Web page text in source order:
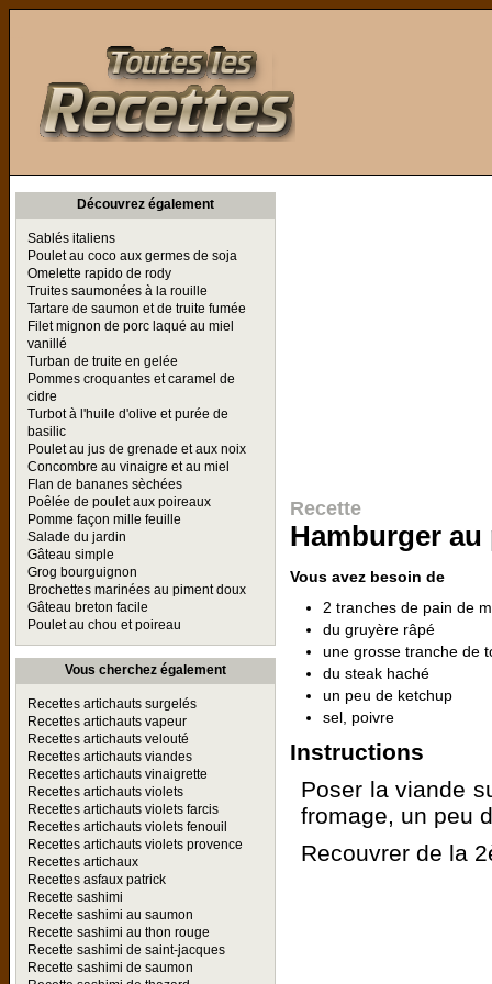
Découvrez également
Sablés italiens
Poulet au coco aux germes de soja
Omelette rapido de rody
Truites saumonées à la rouille
Tartare de saumon et de truite fumée
Filet mignon de porc laqué au miel
vanillé
Turban de truite en gelée
Pommes croquantes et caramel de
cidre
Turbot à l'huile d'olive et purée de
basilic
Poulet au jus de grenade et aux noix
Concombre au vinaigre et au miel
Flan de bananes sèchées
Poêlée de poulet aux poireaux
Pomme façon mille feuille
Salade du jardin
Gâteau simple
Grog bourguignon
Brochettes marinées au piment doux
Gâteau breton facile
Poulet au chou et poireau
Vous cherchez également
Recettes artichauts surgelés
Recettes artichauts vapeur
Recettes artichauts velouté
Recettes artichauts viandes
Recettes artichauts vinaigrette
Recettes artichauts violets
Recettes artichauts violets farcis
Recettes artichauts violets fenouil
Recettes artichauts violets provence
Recettes artichaux
Recettes asfaux patrick
Recette sashimi
Recette sashimi au saumon
Recette sashimi au thon rouge
Recette sashimi de saint-jacques
Recette sashimi de saumon
Recette
Hamburger au
Vous avez besoin de
2 tranches de pain de
du gruyère râpé
une grosse tranche de
du steak haché
un peu de ketchup
sel, poivre
Instructions
Poser la viande
fromage, un peu
Recouvrer de la